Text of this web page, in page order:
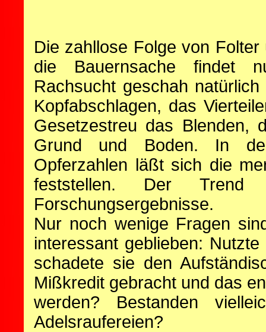
Die zahllose Folge von
die Bauernsache findet
Rachsucht geschah
Kopfabschlagen, das
Gesetzestreu das Blenden,
Grund und Boden. In
Opferzahlen läßt sich die
feststellen. Der
Forschungsergebnisse.
Nur noch wenige Fragen
interessant geblieben:
schadete sie den
Mißkredit gebracht und das
werden? Bestanden
Adelsraufereien?